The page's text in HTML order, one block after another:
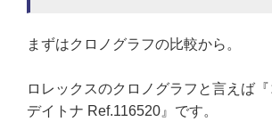
まずはクロノグラフの比較から。
ロレックスのクロノグラフと言えば『
デイトナ Ref.116520』です。